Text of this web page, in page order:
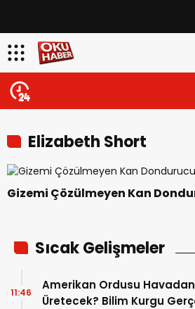
Elizabeth Short
Gizemi Çözülmeyen Kan
Sıcak Gelişmeler
Amerikan Ordusu
Üretecek? Bilim Kurgu
11:46